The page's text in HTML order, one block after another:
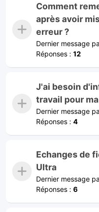
Comment
après avoir
erreur ?
Dernier message
Réponses : 12
J'ai besoin
travail pour
Dernier message
Réponses : 4
Echanges de
Ultra
Dernier message
Réponses : 6